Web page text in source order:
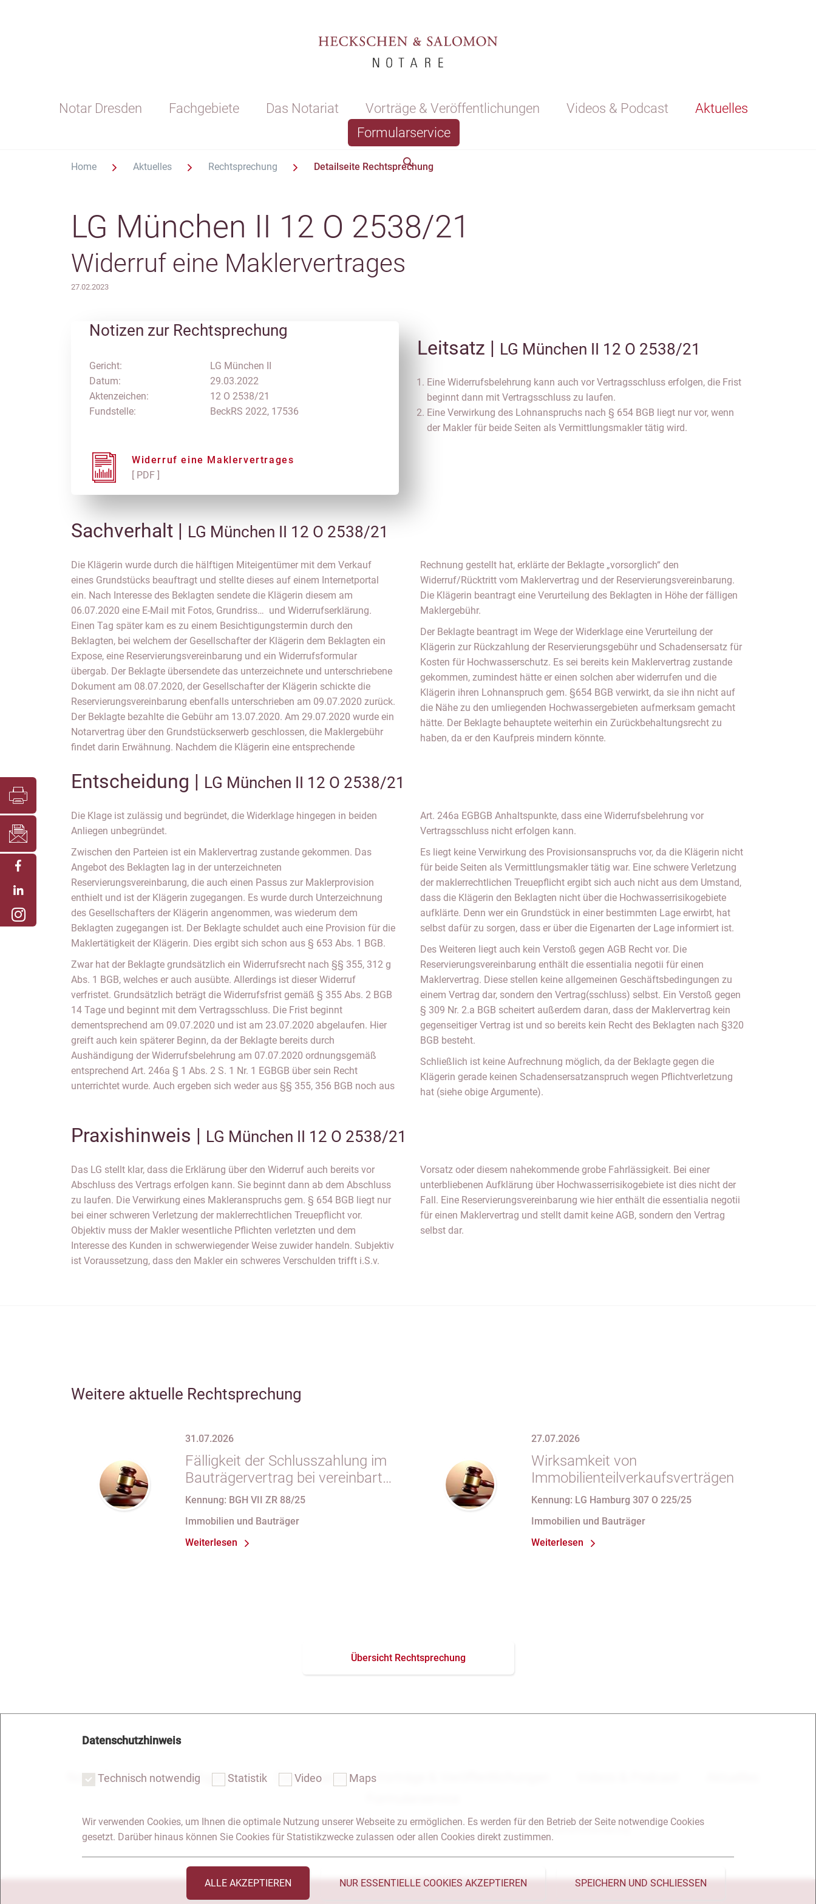
Notar Dresden Fachgebiete Das Notariat Vorträge & Veröffentlichungen Videos & Podcast
Aktuelles
Formularservice
Home Aktuelles Rechtsprechung Detailseite Rechtsprechung
LG München II 12 O 2538/21
Widerruf eine Maklervertrages
27.02.2023
Notizen zur Rechtsprechung
Gericht:
Datum:
Aktenzeichen:
Fundstelle:
LG München II
29.03.2022
12 O 2538/21
BeckRS 2022, 17536
Widerruf eine Maklervertrages
[ PDF ]
Leitsatz | LG München II 12 O 2538/21
Eine Widerrufsbelehrung kann auch vor Vertragsschluss erfolgen, die Frist
beginnt dann mit Vertragsschluss zu laufen.
Eine Verwirkung des Lohnanspruchs nach § 654 BGB liegt nur vor, wenn
der Makler für beide Seiten als Vermittlungsmakler tätig wird.
Sachverhalt | LG München II 12 O 2538/21
Die Klägerin wurde durch die hälftigen Miteigentümer mit dem Verkauf
eines Grundstücks beauftragt und stellte dieses auf einem Internetportal
ein. Nach Interesse des Beklagten sendete die Klägerin diesem am
06.07.2020 eine E-Mail mit Fotos, Grundriss… und Widerrufserklärung.
Einen Tag später kam es zu einem Besichtigungstermin durch den
Beklagten, bei welchem der Gesellschafter der Klägerin dem Beklagten ein
Expose, eine Reservierungsvereinbarung und ein Widerrufsformular
übergab. Der Beklagte übersendete das unterzeichnete und unterschriebene
Dokument am 08.07.2020, der Gesellschafter der Klägerin schickte die
Reservierungsvereinbarung ebenfalls unterschrieben am 09.07.2020 zurück.
Der Beklagte bezahlte die Gebühr am 13.07.2020. Am 29.07.2020 wurde ein
Notarvertrag über den Grundstückserwerb geschlossen, die Maklergebühr
findet darin Erwähnung. Nachdem die Klägerin eine entsprechende
Rechnung gestellt hat, erklärte der Beklagte „vorsorglich“ den
Widerruf/Rücktritt vom Maklervertrag und der Reservierungsvereinbarung.
Die Klägerin beantragt eine Verurteilung des Beklagten in Höhe der fälligen
Maklergebühr.
Der Beklagte beantragt im Wege der Widerklage eine Verurteilung der
Klägerin zur Rückzahlung der Reservierungsgebühr und Schadensersatz für
Kosten für Hochwasserschutz. Es sei bereits kein Maklervertrag zustande
gekommen, zumindest hätte er einen solchen aber widerrufen und die
Klägerin ihren Lohnanspruch gem. §654 BGB verwirkt, da sie ihn nicht auf
die Nähe zu den umliegenden Hochwassergebieten aufmerksam gemacht
hätte. Der Beklagte behauptete weiterhin ein Zurückbehaltungsrecht zu
haben, da er den Kaufpreis mindern könnte.
Entscheidung | LG München II 12 O 2538/21
Die Klage ist zulässig und begründet, die Widerklage hingegen in beiden
Anliegen unbegründet.
Zwischen den Parteien ist ein Maklervertrag zustande gekommen. Das
Angebot des Beklagten lag in der unterzeichneten
Reservierungsvereinbarung, die auch einen Passus zur Maklerprovision
enthielt und ist der Klägerin zugegangen. Es wurde durch Unterzeichnung
des Gesellschafters der Klägerin angenommen, was wiederum dem
Beklagten zugegangen ist. Der Beklagte schuldet auch eine Provision für die
Maklertätigkeit der Klägerin. Dies ergibt sich schon aus § 653 Abs. 1 BGB.
Zwar hat der Beklagte grundsätzlich ein Widerrufsrecht nach §§ 355, 312 g
Abs. 1 BGB, welches er auch ausübte. Allerdings ist dieser Widerruf
verfristet. Grundsätzlich beträgt die Widerrufsfrist gemäß § 355 Abs. 2 BGB
14 Tage und beginnt mit dem Vertragsschluss. Die Frist beginnt
dementsprechend am 09.07.2020 und ist am 23.07.2020 abgelaufen. Hier
greift auch kein späterer Beginn, da der Beklagte bereits durch
Aushändigung der Widerrufsbelehrung am 07.07.2020 ordnungsgemäß
entsprechend Art. 246a § 1 Abs. 2 S. 1 Nr. 1 EGBGB über sein Recht
unterrichtet wurde. Auch ergeben sich weder aus §§ 355, 356 BGB noch aus
Art. 246a EGBGB Anhaltspunkte, dass eine Widerrufsbelehrung vor
Vertragsschluss nicht erfolgen kann.
Es liegt keine Verwirkung des Provisionsanspruchs vor, da die Klägerin nicht
für beide Seiten als Vermittlungsmakler tätig war. Eine schwere Verletzung
der maklerrechtlichen Treuepflicht ergibt sich auch nicht aus dem Umstand,
dass die Klägerin den Beklagten nicht über die Hochwasserrisikogebiete
aufklärte. Denn wer ein Grundstück in einer bestimmten Lage erwirbt, hat
selbst dafür zu sorgen, dass er über die Eigenarten der Lage informiert ist.
Des Weiteren liegt auch kein Verstoß gegen AGB Recht vor. Die
Reservierungsvereinbarung enthält die essentialia negotii für einen
Maklervertrag. Diese stellen keine allgemeinen Geschäftsbedingungen zu
einem Vertrag dar, sondern den Vertrag(sschluss) selbst. Ein Verstoß gegen
§ 309 Nr. 2.a BGB scheitert außerdem daran, dass der Maklervertrag kein
gegenseitiger Vertrag ist und so bereits kein Recht des Beklagten nach §320
BGB besteht.
Schließlich ist keine Aufrechnung möglich, da der Beklagte gegen die
Klägerin gerade keinen Schadensersatzanspruch wegen Pflichtverletzung
hat (siehe obige Argumente).
Praxishinweis | LG München II 12 O 2538/21
Das LG stellt klar, dass die Erklärung über den Widerruf auch bereits vor
Abschluss des Vertrags erfolgen kann. Sie beginnt dann ab dem Abschluss
zu laufen. Die Verwirkung eines Makleranspruchs gem. § 654 BGB liegt nur
bei einer schweren Verletzung der maklerrechtlichen Treuepflicht vor.
Objektiv muss der Makler wesentliche Pflichten verletzten und dem
Interesse des Kunden in schwerwiegender Weise zuwider handeln. Subjektiv
ist Voraussetzung, dass den Makler ein schweres Verschulden trifft i.S.v.
Vorsatz oder diesem nahekommende grobe Fahrlässigkeit. Bei einer
unterbliebenen Aufklärung über Hochwasserrisikogebiete ist dies nicht der
Fall. Eine Reservierungsvereinbarung wie hier enthält die essentialia negotii
für einen Maklervertrag und stellt damit keine AGB, sondern den Vertrag
selbst dar.
Weitere aktuelle Rechtsprechung
31.07.2026
Fälligkeit der Schlusszahlung im
Bauträgervertrag bei vereinbarter
Zahlung „nach vollständiger
Abnahmeprotokoll festgehaltener
Mängel am Sondereigentum
Kennung: BGH VII ZR 88/25
Immobilien und Bauträger
Weiterlesen
27.07.2026
Wirksamkeit von
Immobilienteilverkaufsverträgen
Kennung: LG Hamburg 307 O 225/25
Immobilien und Bauträger
Weiterlesen
Übersicht Rechtsprechung
Notar Dresden Fachgebiete Das Notariat Vorträge & Veröffentlichungen
Kontakt & Anfahrt Seitenübersicht
Datenschutzhinweis
Technisch notwendig Statistik Video Maps
Wir verwenden Cookies, um Ihnen die optimale Nutzung unserer Webseite zu ermöglichen. Es werden für den Betrieb der Seite notwendige Cookies
gesetzt. Darüber hinaus können Sie Cookies für Statistikzwecke zulassen oder allen Cookies direkt zustimmen.
ALLE AKZEPTIEREN NUR ESSENTIELLE COOKIES AKZEPTIEREN SPEICHERN UND SCHLIESSEN